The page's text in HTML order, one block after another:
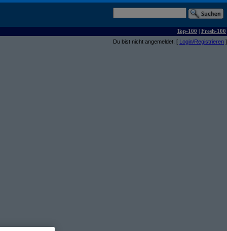
Top-100 | Fresh-100
Du bist nicht angemeldet. [ Login/Registrieren ]